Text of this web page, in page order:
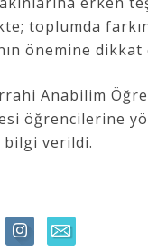
toplumda
önemine dikkat
Anabilim
öğrencilerine
bilgi verildi.